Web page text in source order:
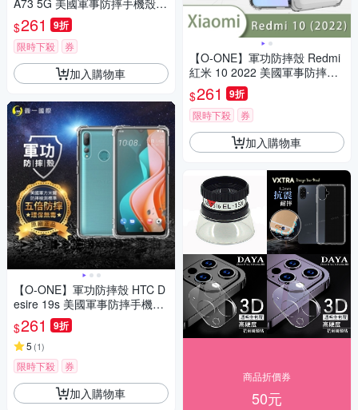
A73 5G 美國軍事防摔手機殼
保護殼
$261 9折
限時下殺 券
加入購物車
【O-ONE】軍功防摔殼 HTC D
esire 19s 美國軍事防摔手機殼
保護殼
$261 9折
5 (1)
限時下殺 券
加入購物車
【O-ONE】軍功防摔殼 Redmi
紅米 10 2022 美國軍事防摔手
機殼 保護殼
$261 9折
限時下殺 券
加入購物車
商品折價券
50元